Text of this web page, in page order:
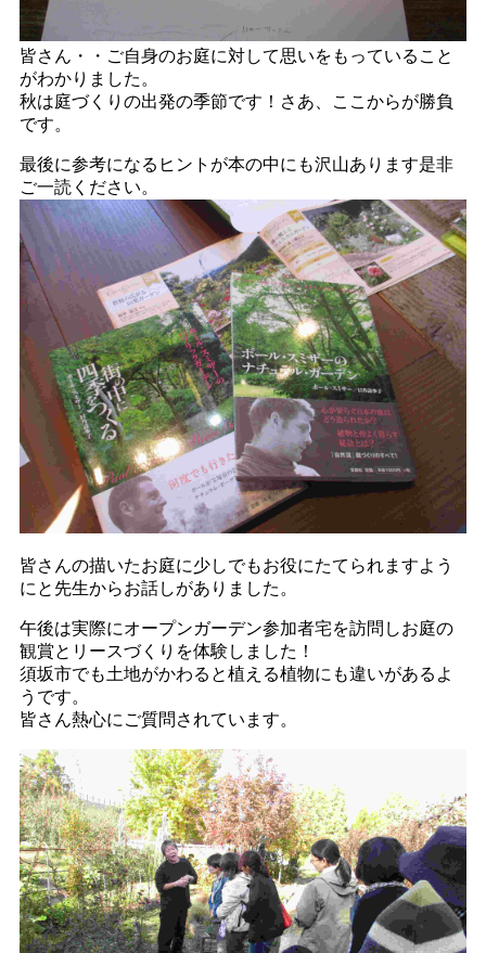
皆さん・・ご自身のお庭に対して思いをもっていること
がわかりました。
秋は庭づくりの出発の季節です！さあ、ここからが勝負
です。
最後に参考になるヒントが本の中にも沢山あります是非
ご一読ください。
皆さんの描いたお庭に少しでもお役にたてられますよう
にと先生からお話しがありました。
午後は実際にオープンガーデン参加者宅を訪問しお庭の
観賞とリースづくりを体験しました！
須坂市でも土地がかわると植える植物にも違いがあるよ
うです。
皆さん熱心にご質問されています。